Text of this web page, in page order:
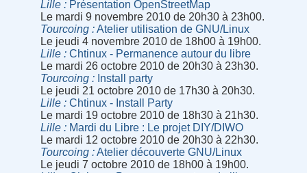
Lille
Présentation OpenStreetMap
Le mardi 9 novembre 2010 de 20h30 à 23h00.
Tourcoing
Atelier utilisation de GNU/Linux
Le jeudi 4 novembre 2010 de 18h00 à 19h00.
Lille
Chtinux - Permanence autour du libre
Le mardi 26 octobre 2010 de 20h30 à 23h30.
Tourcoing
Install party
Le jeudi 21 octobre 2010 de 17h30 à 20h30.
Lille
Chtinux - Install Party
Le mardi 19 octobre 2010 de 18h30 à 21h30.
Lille
Mardi du Libre : Le projet DIY/DIWO
Le mardi 12 octobre 2010 de 20h30 à 22h30.
Tourcoing
Atelier découverte GNU/Linux
Le jeudi 7 octobre 2010 de 18h00 à 19h00.